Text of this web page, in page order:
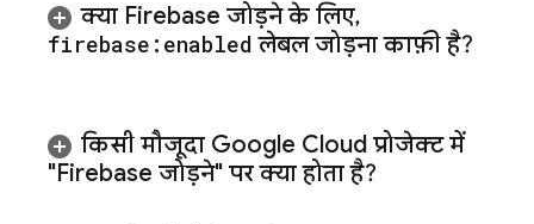
क्या Firebase जोड़ने के लिए,
firebase:enabled लेबल जोड़ना काफ़ी है?
किसी मौजूदा Google Cloud प्रोजेक्ट में
"Firebase जोड़ने" पर क्या होता है?